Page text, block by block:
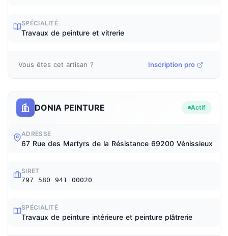
SPÉCIALITÉ
Travaux de peinture et vitrerie
Vous êtes cet artisan ? Inscription pro
DONIA PEINTURE Actif
ADRESSE
67 Rue des Martyrs de la Résistance 69200 Vénissieux
SIRET
797 580 941 00020
SPÉCIALITÉ
Travaux de peinture intérieure et peinture plâtrerie